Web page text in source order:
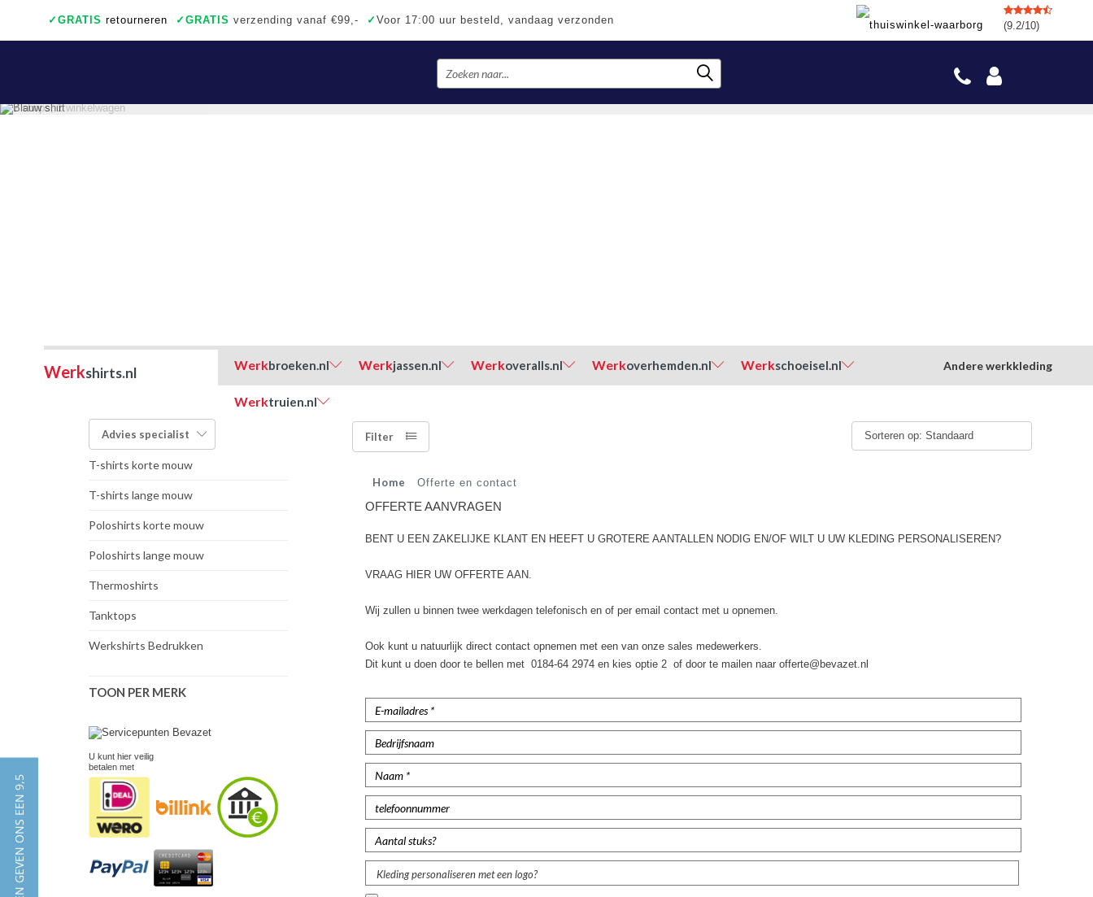
✓ GRATIS retourneren ✓ GRATIS verzending vanaf €99,- ✓ Voor 17:00 uur besteld, vandaag verzonden (9.2/10)
Werkshirts.nl Werkbroeken.nl Werkjassen.nl Werkoveralls.nl Werkoverhemden.nl Werkschoeisel.nl
Werktruien.nl
Andere werkkleding
FILTER OP TYPE:
T-shirts korte mouw
T-shirts lange mouw
Poloshirts korte mouw
Poloshirts lange mouw
Thermoshirts
Tanktops
Werkshirts Bedrukken
TOON PER MERK
U kunt hier veilig
betalen met
Filter
Advies specialist Sorteren op: Standaard
Home Offerte en contact
OFFERTE AANVRAGEN
BENT U EEN ZAKELIJKE KLANT EN HEEFT U GROTERE AANTALLEN NODIG EN/OF WILT U UW KLEDING PERSONALISEREN?
VRAAG HIER UW OFFERTE AAN.
Wij zullen u binnen twee werkdagen telefonisch en of per email contact met u opnemen.
Ook kunt u natuurlijk direct contact opnemen met een van onze sales medewerkers.
Dit kunt u doen door te bellen met 0184-64 2974 en kies optie 2 of door te mailen naar offerte@bevazet.nl
Kleding personaliseren met een logo?